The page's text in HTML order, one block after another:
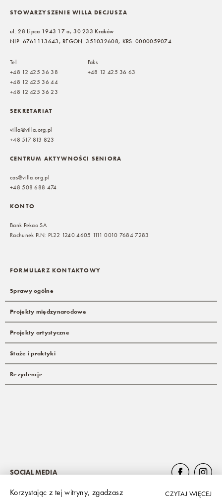
STOWARZYSZENIE WILLA DECJUSZA
ul. 28 Lipca 1943 17 a, 30 233 Kraków
NIP: 6761113643, REGON: 351032608, KRS: 0000059074
Tel
+48 12 425 36 38
+48 12 425 36 44
+48 12 425 36 23
Faks
+48 12 425 36 63
SEKRETARIAT
villa@villa.org.pl
+48 517 813 823
CENTRUM AKTYWNOŚCI SENIORA
cas@villa.org.pl
+48 508 688 474
KONTO
Bank Pekao SA
Rachunek PLN: PL22 1240 4605 1111 0010 7684 7283
FORMULARZ KONTAKTOWY
Sprawy ogólne
Projekty międzynarodowe
Projekty artystyczne
Staże i praktyki
Rezydencje
SOCIAL MEDIA
Korzystając z tej witryny, zgadzasz
CZYTAJ WIĘCEJ